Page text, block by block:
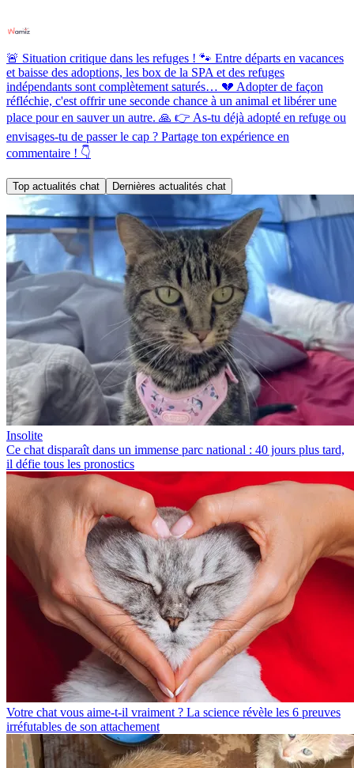
🚨 Situation critique dans les refuges ! 🐾 Entre départs en vacances
et baisse des adoptions, les box de la SPA et des refuges
indépendants sont complètement saturés… 💔 Adopter de façon
réfléchie, c'est offrir une seconde chance à un animal et libérer une
place pour en sauver un autre. 🙏 👉 As-tu déjà adopté en refuge ou
envisages-tu de passer le cap ? Partage ton expérience en
commentaire ! 👇
Top actualités chat Dernières actualités chat
Insolite
Ce chat disparaît dans un immense parc national : 40 jours plus tard,
il défie tous les pronostics
Votre chat vous aime-t-il vraiment ? La science révèle les 6 preuves
irréfutables de son attachement